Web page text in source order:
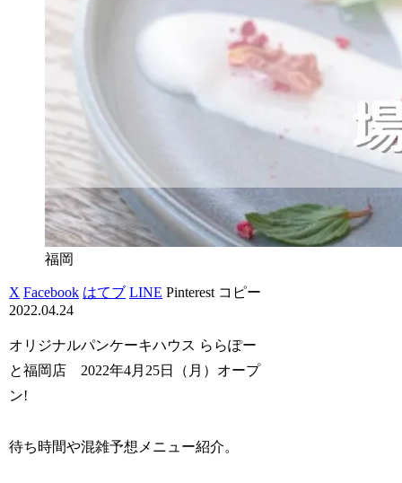
福岡
X Facebook はてブ LINE Pinterest コピー
2022.04.24
オリジナルパンケーキハウス ららぽー
と福岡店 2022年4月25日（月）オープ
ン!
待ち時間や混雑予想メニュー紹介。